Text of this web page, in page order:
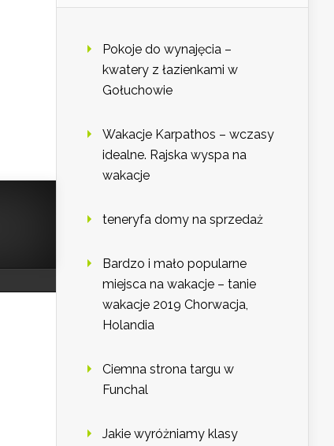
Pokoje do wynajęcia –
kwatery z łazienkami w
Gołuchowie
Wakacje Karpathos – wczasy
idealne. Rajska wyspa na
wakacje
teneryfa domy na sprzedaż
Bardzo i mało popularne
miejsca na wakacje – tanie
wakacje 2019 Chorwacja,
Holandia
Ciemna strona targu w
Funchal
Jakie wyróżniamy klasy